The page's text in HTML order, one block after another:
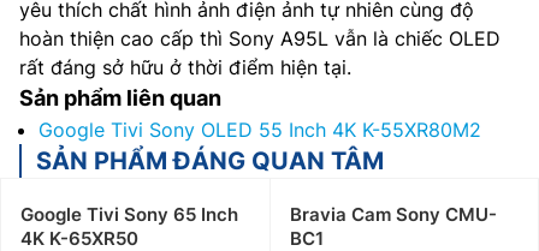
yêu thích chất hình ảnh điện ảnh tự nhiên cùng độ
hoàn thiện cao cấp thì Sony A95L vẫn là chiếc OLED
rất đáng sở hữu ở thời điểm hiện tại.
Sản phẩm liên quan
Google Tivi Sony OLED 55 Inch 4K K-55XR80M2
SẢN PHẨM ĐÁNG QUAN TÂM
Google Tivi Sony 65 Inch
4K K-65XR50
Bravia Cam Sony CMU-
BC1